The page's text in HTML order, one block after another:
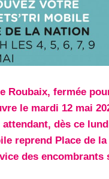
Roubaix, fermée
le mardi 12 mai
dès ce
reprend Place de
des encombrants